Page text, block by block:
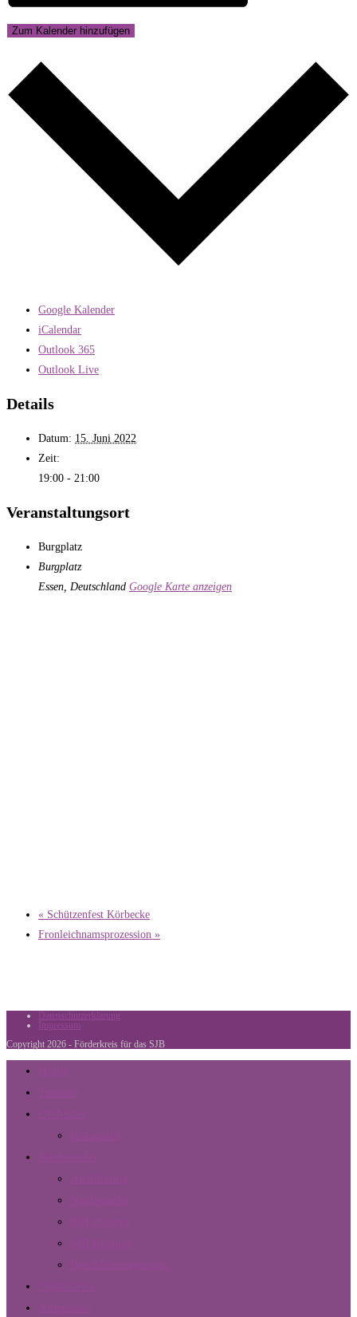
Zum Kalender hinzufügen
Google Kalender
iCalendar
Outlook 365
Outlook Live
Details
Datum: 15. Juni 2022
Zeit:
19:00 - 21:00
Veranstaltungsort
Burgplatz
Burgplatz
Essen Deutschland Google Karte anzeigen
« Schützenfest Körbecke
Fronleichnamsprozession »
Datenschutzerklärung
Impressum
Copyright 2026 - Förderkreis für das SJB